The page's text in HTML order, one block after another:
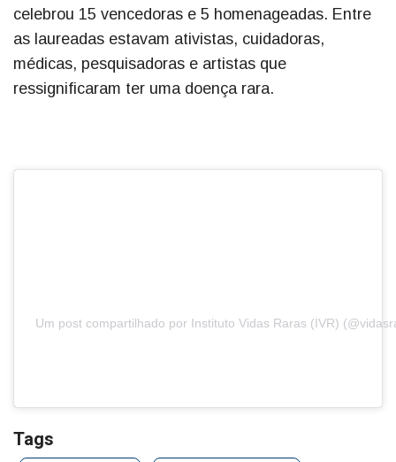
celebrou 15 vencedoras e 5 homenageadas. Entre
as laureadas estavam ativistas, cuidadoras,
médicas, pesquisadoras e artistas que
ressignificaram ter uma doença rara.
Um post compartilhado por Instituto Vidas Raras (IVR)
Tags